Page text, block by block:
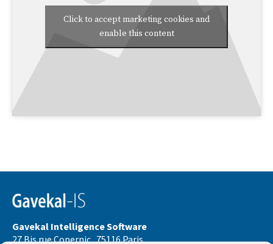
Click to accept marketing cookies and
enable this content
Gavekal Intelligence Software
27 Bis rue Copernic . 75116 Paris